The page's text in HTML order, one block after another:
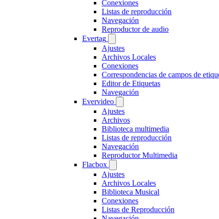
Conexiones
Listas de reproducción
Navegación
Reproductor de audio
Evertag
Ajustes
Archivos Locales
Conexiones
Correspondencias de campos de
Editor de Etiquetas
Navegación
Evervideo
Ajustes
Archivos
Biblioteca multimedia
Listas de reproducción
Navegación
Reproductor Multimedia
Flacbox
Ajustes
Archivos Locales
Biblioteca Musical
Conexiones
Listas de Reproducción